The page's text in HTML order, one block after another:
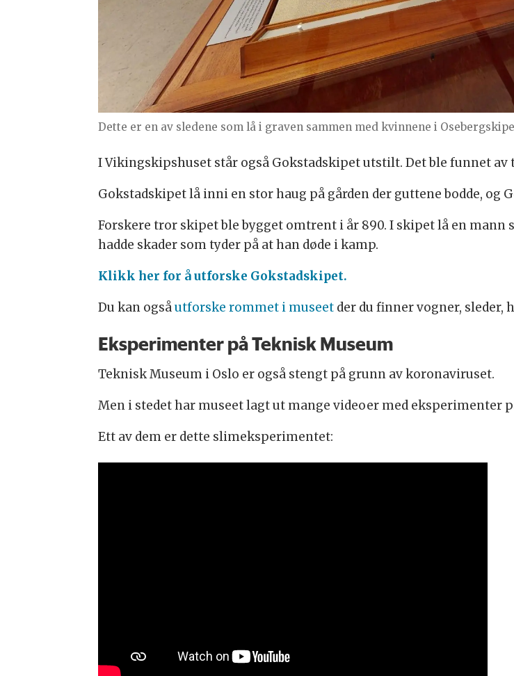
Dette er en av sledene som lå i graven sammen med kvinnene i
I Vikingskipshuset står også Gokstadskipet utstilt. Det ble funnet av
Gokstadskipet lå inni en stor haug på gården der guttene bodde, og
Forskere tror skipet ble bygget omtrent i år 890. I skipet lå en mann
hadde skader som tyder på at han døde i kamp.
Klikk her for å utforske Gokstadskipet.
Du kan ogsåutforske rommet i museetder du finner vogner, sleder,
Eksperimenter på Teknisk Museum
Teknisk Museum i Oslo er også stengt på grunn av koronaviruset.
Men i stedet har museet lagt ut mange videoer med eksperimenter
Ett av dem er dette slimeksperimentet: